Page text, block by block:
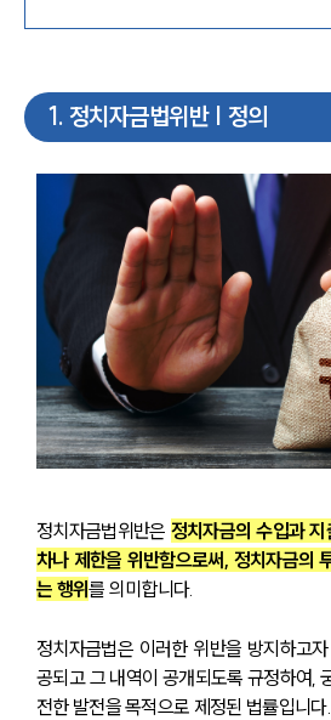
1 . 정치자금법위반 | 정의
정치자금법위반은 정치자금의 수입과
차나 제한을 위반함으로써, 정치자금의
는 행위를 의미합니다.
정치자금법은 이러한 위반을 방지하고
공되고 그 내역이 공개되도록 규정하여,
전한 발전을 목적으로 제정된 법률입니다.